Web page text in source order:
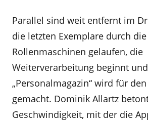
Parallel sind weit entfernt im
die letzten Exemplare durch
Rollenmaschinen gelaufen, die
Weiterverarbeitung beginnt
„Personalmagazin“ wird für
gemacht. Dominik Allartz
Geschwindigkeit, mit der die